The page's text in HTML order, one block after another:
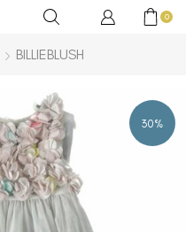
0
BILLIEBLUSH
30%